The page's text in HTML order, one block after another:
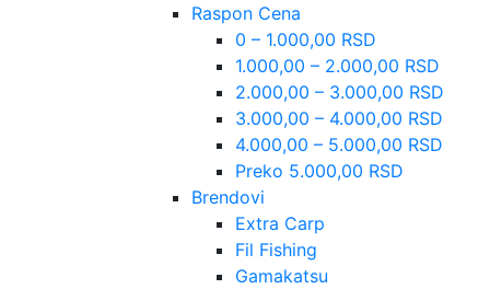
Raspon Cena
0 – 1.000,00 RSD
1.000,00 – 2.000,00 RSD
2.000,00 – 3.000,00 RSD
3.000,00 – 4.000,00 RSD
4.000,00 – 5.000,00 RSD
Preko 5.000,00 RSD
Brendovi
Extra Carp
Fil Fishing
Gamakatsu